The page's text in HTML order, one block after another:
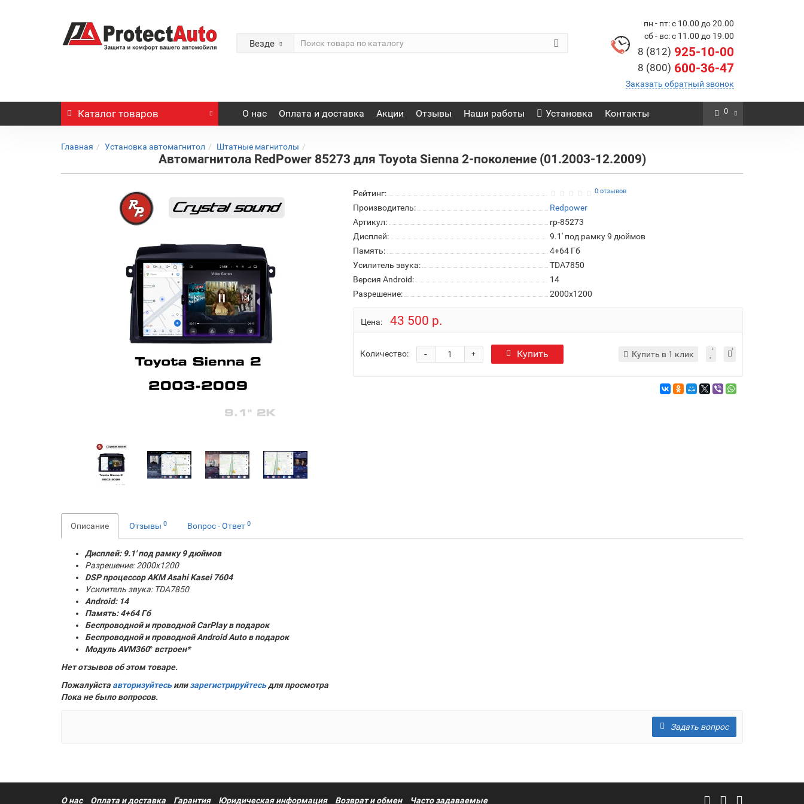
Везде
пн - пт: с 10.00 до 20.00
сб - вс: с 11.00 до 19.00
8 (812) 925-10-00
8 (800) 600-36-47
Заказать обратный звонок
Каталог товаров О нас Оплата и доставка Акции Отзывы Наши работы Установка Контакты 0
Главная Установка автомагнитол Штатные магнитолы
Автомагнитола RedPower 85273 для Toyota Sienna 2-поколение (01.2003-12.2009)
Рейтинг: 0 отзывов
Производитель:
Redpower
Артикул:
rp-85273
Дисплей:
9.1' под рамку 9 дюймов
Память:
4+64 Гб
Усилитель звука:
TDA7850
Версия Android:
14
Разрешение:
2000x1200
Цена: 43 500 р.
Количество: +
- Купить Купить в 1 клик
Описание Отзывы 0 Вопрос - Ответ 0
Дисплей: 9.1' под рамку 9 дюймов
Разрешение: 2000x1200
DSP процессор AKM Asahi Kasei 7604
Усилитель звука: TDA7850
Android: 14
Память:4+64 Гб
Беспроводной и проводной CarPlay в подарок
Беспроводной и проводной Android Auto в подарок
Модуль AVM360° встроен*
Нет отзывов об этом товаре.
Пожалуйста авторизуйтесьилизарегистрируйтесьдля просмотра
Пока не было вопросов.
Задать вопрос
О нас Оплата и доставка Гарантия Юридическая информация Возврат и обмен Часто задаваемые